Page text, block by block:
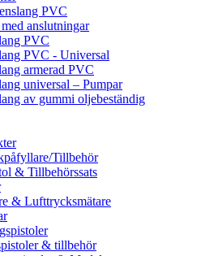
PVC
anslutningar
PVC
PVC - Universal
armerad PVC
universal – Pumpar
av gummi oljebeständig
Tillbehör
& Tillbehörssats
& Lufttrycksmätare
& tillbehör